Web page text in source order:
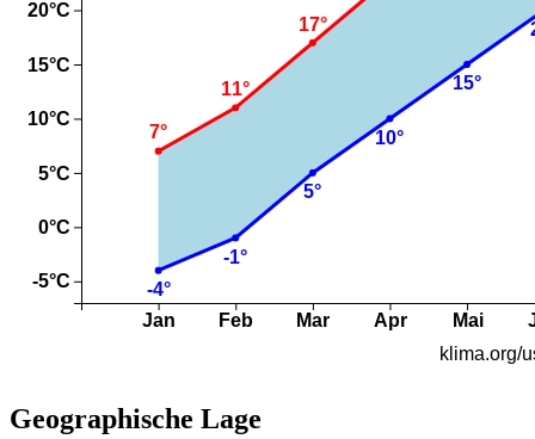
Geographische Lage